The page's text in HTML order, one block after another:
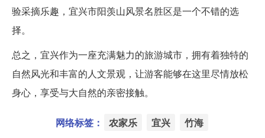
验采摘乐趣，宜兴市阳羡山风景名胜区是一个不错的选
择。
总之，宜兴作为一座充满魅力的旅游城市，拥有着独特的
自然风光和丰富的人文景观，让游客能够在这里尽情放松
身心，享受与大自然的亲密接触。
网络标签： 农家乐 宜兴 竹海